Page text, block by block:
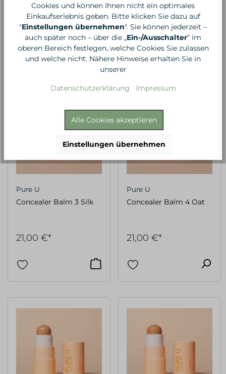
21,00 €* 21,00 €*
Pure U
Concealer Balm 3 Silk
21,00 €*
Pure U
Concealer Balm 4 Oat
21,00 €*
Cookies und können Ihnen nicht ein optimales
Einkaufserlebnis geben. Bitte klicken Sie dazu auf
"Einstellungen übernehmen". Sie können jederzeit –
auch später noch – über die „Ein-/Ausschalter“ im
oberen Bereich festlegen, welche Cookies Sie zulassen
und welche nicht. Nähere Hinweise erhalten Sie in
unserer
Datenschutzerklärung Impressum
Alle Cookies akzeptieren
Einstellungen übernehmen